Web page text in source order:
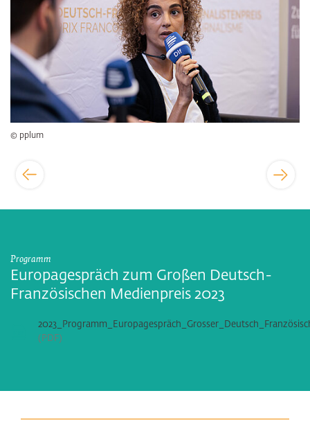
© pplum
Programm
Europagespräch zum Großen Deutsch-
Französischen Medienpreis 2023
PDF